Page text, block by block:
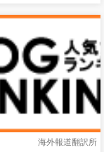
海外報道翻訳所